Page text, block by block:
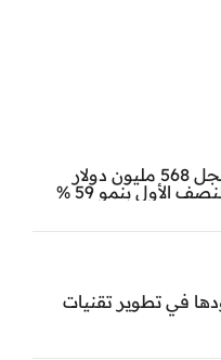
أدنوك للتوزيع تسجل 568 مليون دولار
الأول بنمو 59 %
في تطوير تقنيات